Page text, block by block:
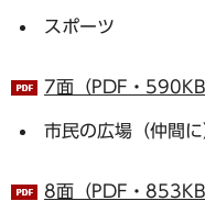
スポーツ
7面（PDF・590KB
市民の広場（仲間に
8面（PDF・853KB